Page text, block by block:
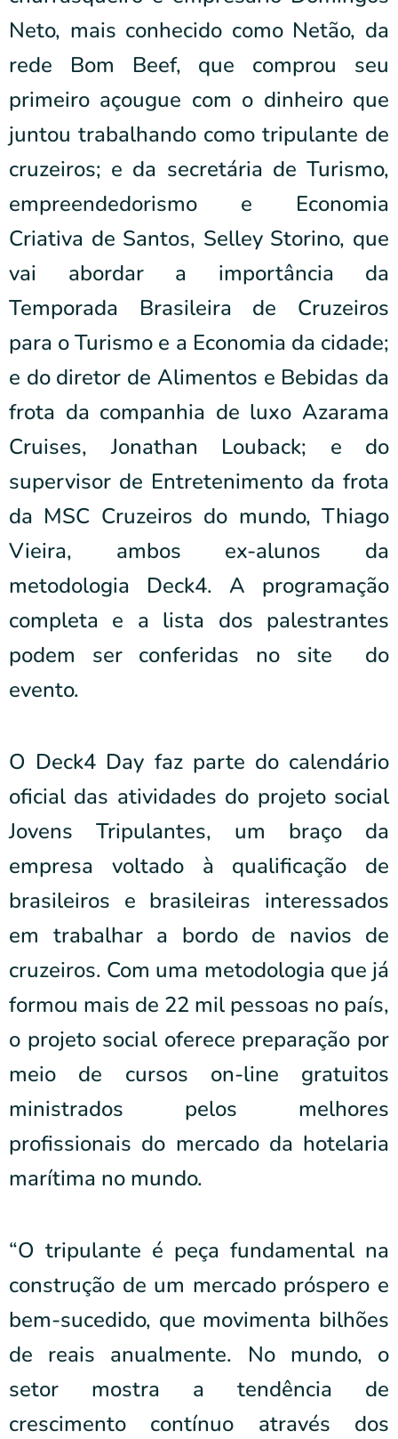
Neto, mais conhecido como Netão, da
rede Bom Beef, que comprou seu
primeiro açougue com o dinheiro que
juntou trabalhando como tripulante de
cruzeiros; e da secretária de Turismo,
empreendedorismo e Economia
Criativa de Santos, Selley Storino, que
vai abordar a importância da
Temporada Brasileira de Cruzeiros
para o Turismo e a Economia da cidade;
e do diretor de Alimentos e Bebidas da
frota da companhia de luxo Azarama
Cruises, Jonathan Louback; e do
supervisor de Entretenimento da frota
da MSC Cruzeiros do mundo, Thiago
Vieira, ambos ex-alunos da
metodologia Deck4. A programação
completa e a lista dos palestrantes
podem ser conferidas no site do
evento.
O Deck4 Day faz parte do calendário
oficial das atividades do projeto social
Jovens Tripulantes, um braço da
empresa voltado à qualificação de
brasileiros e brasileiras interessados
em trabalhar a bordo de navios de
cruzeiros. Com uma metodologia que já
formou mais de 22 mil pessoas no país,
o projeto social oferece preparação por
meio de cursos on-line gratuitos
ministrados pelos melhores
profissionais do mercado da hotelaria
marítima no mundo.
“O tripulante é peça fundamental na
construção de um mercado próspero e
bem-sucedido, que movimenta bilhões
de reais anualmente. No mundo, o
setor mostra a tendência de
crescimento contínuo através dos